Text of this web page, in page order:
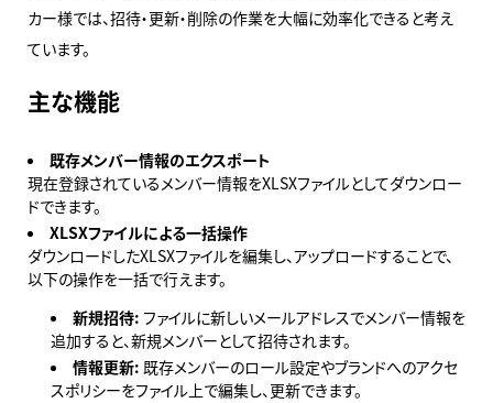
カー様では、招待・更新・削除の作業を大幅に効率化できると考え
ています。
主な機能
既存メンバー情報のエクスポート
現在登録されているメンバー情報をXLSXファイルとしてダウンロー
ドできます。
XLSXファイルによる一括操作
ダウンロードしたXLSXファイルを編集し、アップロードすることで、
以下の操作を一括で行えます。
新規招待: ファイルに新しいメールアドレスでメンバー情報を
追加すると、新規メンバーとして招待されます。
情報更新: 既存メンバーのロール設定やブランドへのアクセ
スポリシーをファイル上で編集し、更新できます。